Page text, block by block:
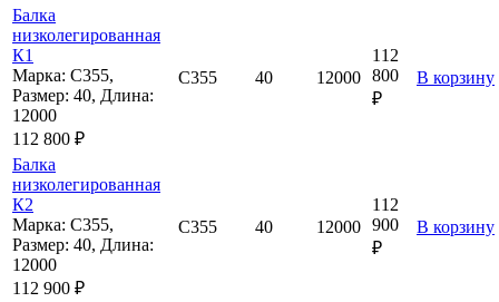
Балка
низколегированная
К1
Марка: С355,
Размер: 40, Длина:
12000
112 800 ₽
С355 40 12000
112
800
₽
В корзину
Балка
низколегированная
К2
Марка: С355,
Размер: 40, Длина:
12000
112 900 ₽
С355 40 12000
112
900
₽
В корзину